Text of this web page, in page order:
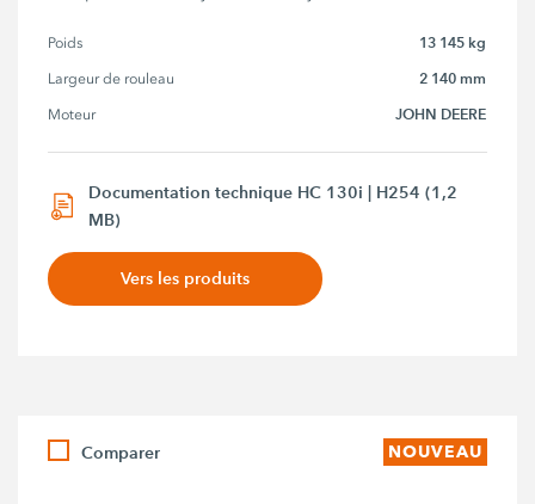
Poids 13 145 kg
Largeur de rouleau 2 140 mm
Moteur JOHN DEERE
Documentation technique HC 130i | H254 (1,2
MB)
Vers les produits
Comparer NOUVEAU